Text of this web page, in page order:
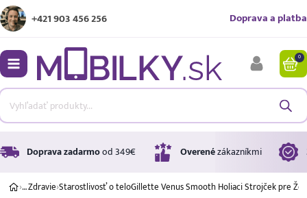
+421 903 456 256 Doprava a platba
0
Doprava zadarmood 349€ Overenézákazníkmi
›…Zdravie›Starostlivosť o teloGillette Venus Smooth Holiaci Strojček pre